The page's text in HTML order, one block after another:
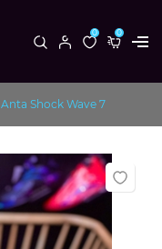
0 0
Anta Shock Wave 7